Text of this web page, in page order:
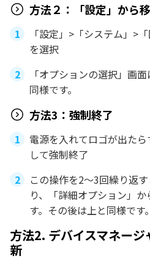
方法２：「設定」から
「設定」>「システム」>
を選択
「オプションの選択」画
同様です。
方法3：強制終了
電源を入れてロゴが出た
して強制終了
この操作を2～3回繰り返
り、「詳細オプション」
す。その後は上と同様です。
方法2. デバイスマネー
新